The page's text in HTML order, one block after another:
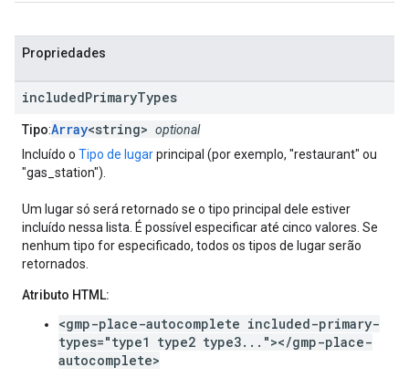
Propriedades
includedPrimaryTypes
Tipo:Array<string> optional
Incluído o Tipo de lugarprincipal (por exemplo, "restaurant" ou
"gas_station").
Um lugar só será retornado se o tipo principal dele estiver
incluído nessa lista. É possível especificar até cinco valores. Se
nenhum tipo for especificado, todos os tipos de lugar serão
retornados.
Atributo HTML:
<gmp-place-autocomplete included-primary-
types="type1 type2 type3..."></gmp-place-
autocomplete>